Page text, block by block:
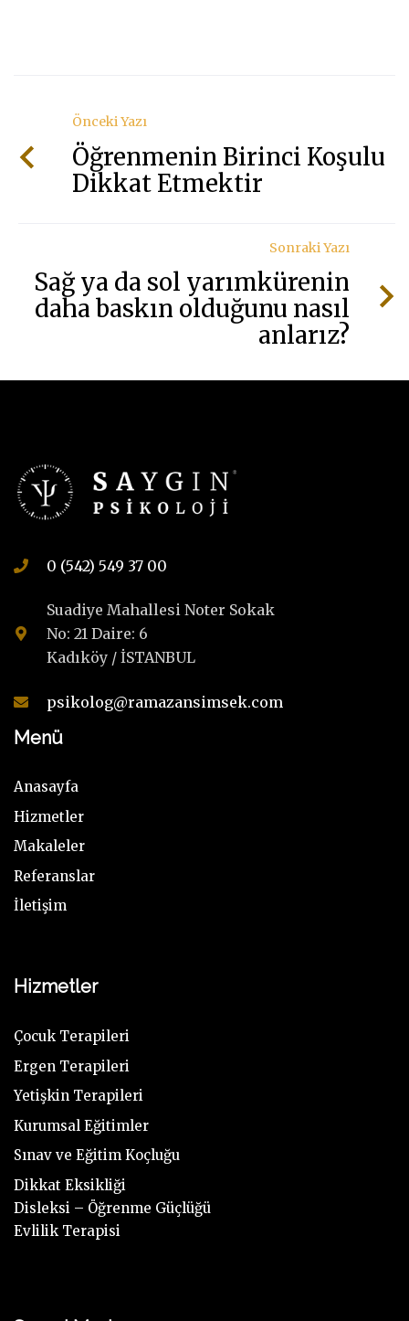
Önceki Yazı
Öğrenmenin Birinci Koşulu
Dikkat Etmektir
Sonraki Yazı
Sağ ya da sol yarımkürenin
daha baskın olduğunu nasıl
anlarız?
0 (542) 549 37 00
Suadiye Mahallesi Noter Sokak
No: 21 Daire: 6
Kadıköy / İSTANBUL
psikolog@ramazansimsek.com
Menü
Anasayfa
Hizmetler
Makaleler
Referanslar
İletişim
Hizmetler
Çocuk Terapileri
Ergen Terapileri
Yetişkin Terapileri
Kurumsal Eğitimler
Sınav ve Eğitim Koçluğu
Dikkat Eksikliği
Disleksi – Öğrenme Güçlüğü
Evlilik Terapisi